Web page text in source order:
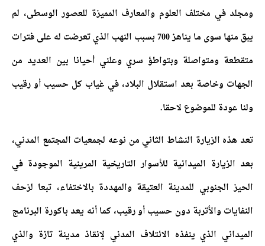
ومجلد في مختلف العلوم والمعارف المميزة للعصور الوسطى، لم
يبق منها سوى ما يناهز 700 بسبب النهب الذي تعرضت له على فترات
متقطعة ومتواصلة وبتواطؤ سري وعلني أحيانا بين العديد من
الجهات وخاصة بعد استقلال البلاد، في غياب كل حسيب أو رقيب
ولنا عودة للموضوع لاحقا.
تعد هذه الزيارة النشاط الثاني من نوعه لجمعيات المجتمع المدني،
بعد الزيارة الميدانية للأسوار التاريخية المرينية الموجودة في
الحيز الجنوبي للمدينة العتيقة والمهددة بالاختفاء، تبعا لزحف
النفايات والأتربة دون حسيب أو رقيب، كما أنه يعد باكورة البرنامج
الميداني الذي ينفذه الائتلاف المدني لإنقاذ مدينة تازة والذي